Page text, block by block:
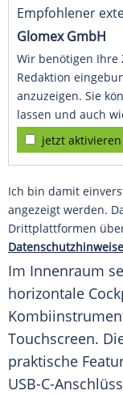
Empfohlener
Glomex GmbH
Wir benötigen Ihre
Redaktion
anzuzeigen. Sie
lassen und auch
jetzt aktivieren
Ich bin damit
angezeigt werden.
Drittplattformen
Im Innenraum
horizontale
Touchscreen.
praktische
USB-C-